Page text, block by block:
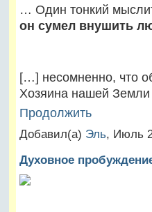
… Один тонкий
он сумел внушить
[…] несомненно, что
Хозяина нашей
Продолжить
Добавил(а) Эль, Июль
Духовное